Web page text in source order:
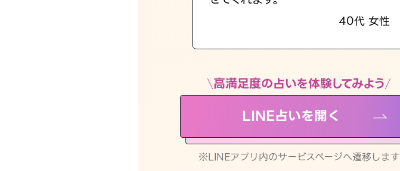
40代 女性
高満足度の占いを体験してみよう
LINE占いを開く
※LINEアプリ内のサービスページへ遷移します